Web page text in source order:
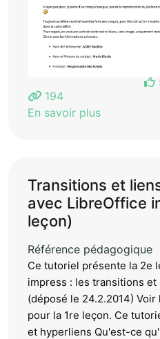
194
En savoir plus
Transitions et
avec LibreOffice
leçon)
Référence pédagogique
Ce tutoriel présente la 2e
impress : les transitions
(déposé le 24.2.2014) Voir
pour la 1re leçon. Ce
et hyperliens Qu'est-ce